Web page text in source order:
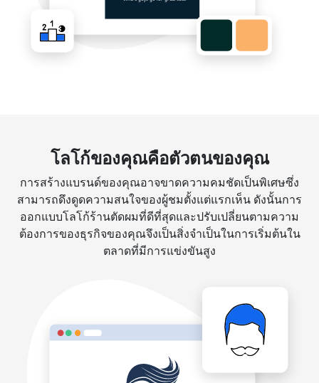
โลโก้ของคุณคือตัวตนของคุณ
การสร้างแบรนด์ของคุณอาจขาดความคมชัดเป็นพิเศษซึ่ง
สามารถดึงดูดความสนใจของผู้ชมตั้งแต่แรกเห็น ดังนั้นการ
ออกแบบโลโก้ร้านตัดผมที่ดีที่สุดและปรับเปลี่ยนตามความ
ต้องการของธุรกิจของคุณจึงเป็นสิ่งจำเป็นในการเริ่มต้นใน
ตลาดที่มีการแข่งขันสูง